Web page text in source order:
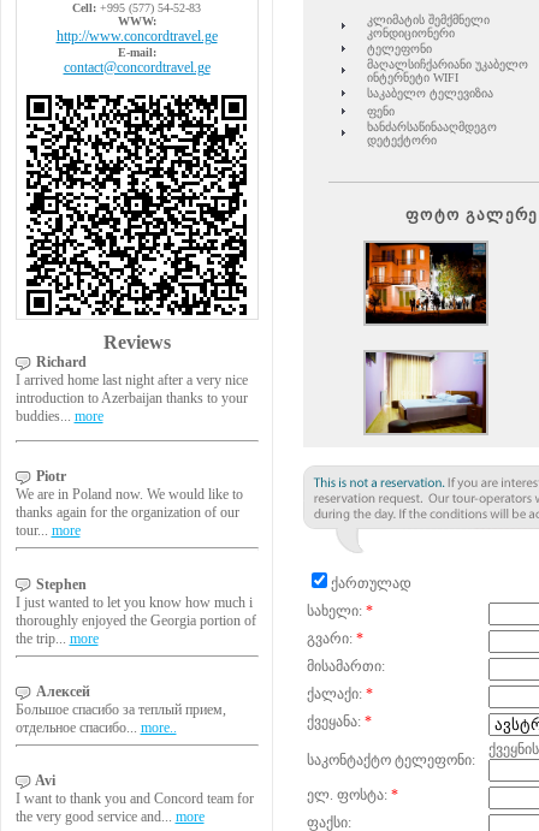
Cell: +995 (577) 54-52-83
WWW:
http://www.concordtravel.ge
E-mail:
contact@concordtravel.ge
Reviews
Richard
I arrived home last night after a very nice
introduction to Azerbaijan thanks to your
buddies... more
Piotr
We are in Poland now. We would like to
thanks again for the organization of our
tour... more
Stephen
I just wanted to let you know how much i
thoroughly enjoyed the Georgia portion of
the trip... more
Алексей
Большое спасибо за теплый прием,
отдельное спасибо... more..
Avi
I want to thank you and Concord team for
the very good service and... more
კლიმატის შემქმნელი
კონდიციონერი
ტელეფონი
მაღალსიჩქარიანი უკაბელო
ინტერნეტი WIFI
საკაბელო ტელევიზია
ფენი
ხანძარსაწინააღმდეგო
დეტექტორი
ფოტო
ქართულად
სახელი: *
გვარი: *
მისამართი:
ქალაქი: *
ქვეყანა: *
საკონტაქტო ტელეფონი:
ელ. ფოსტა: *
ფაქსი: